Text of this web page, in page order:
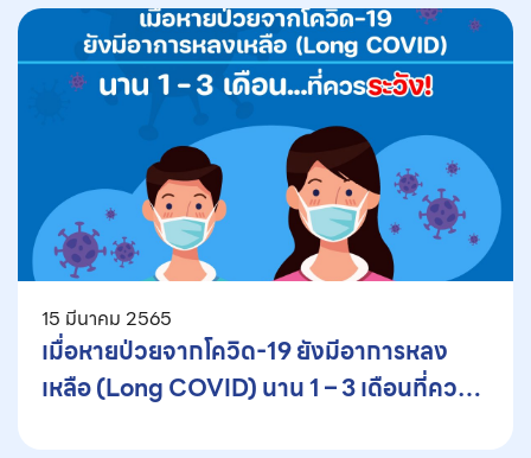
15 มีนาคม 2565
เมื่อหายป่วยจากโควิด-19 ยังมีอาการหลง
เหลือ (Long COVID) นาน 1 – 3 เดือนที่ควร